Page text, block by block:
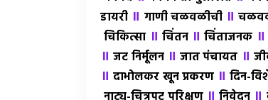
डायरी ॥ गाणी चळवळीची ॥
चिकित्सा ॥ चिंतन ॥चिंताजनक
॥जट निर्मूलन ॥जात पंचायत ॥
॥दाभोलकर खून प्रकरण ॥दिन-